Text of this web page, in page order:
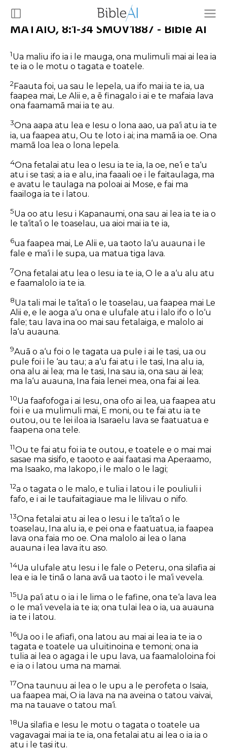
MATAIO, 8:1-34 SMOV1887 - Bible AI
1Ua maliu ifo ia i le mauga, ona mulimuli mai ai lea ia
te ia o le motu o tagata e toatele.
2 Faauta foi, ua sau le lepela, ua ifo mai ia te ia, ua
faapea mai, Le Alii e, a ē finagalo i ai e te mafaia lava
ona faamamā mai ia te au.
3Ona aapa atu lea e Iesu o lona aao, ua pa‘i atu ia te
ia, ua faapea atu, Ou te loto i ai; ina mamā ia oe. Ona
mamā loa lea o lona lepela.
4Ona fetalai atu lea o Iesu ia te ia, Ia oe, ne‘i e ta‘u
atu i se tasi; a ia e alu, ina faaali oe i le faitaulaga, ma
e avatu le taulaga na poloai ai Mose, e fai ma
faailoga ia te i latou.
5Ua oo atu Iesu i Kapanaumi, ona sau ai lea ia te ia o
le ta‘ita‘i o le toaselau, ua aioi mai ia te ia,
6ua faapea mai, Le Alii e, ua taoto la‘u auauna i le
fale e ma‘i i le supa, ua matua tiga lava.
7Ona fetalai atu lea o Iesu ia te ia, O le a a‘u alu atu
e faamalolo ia te ia.
8Ua tali mai le ta‘ita‘i o le toaselau, ua faapea mai Le
Alii e, e le aoga a‘u ona e ulufale atu i lalo ifo o lo‘u
fale; tau lava ina oo mai sau fetalaiga, e malolo ai
la‘u auauna.
9Auā o a‘u foi o le tagata ua pule i ai le tasi, ua ou
pule foi i le ‘au tau; a a‘u fai atu i le tasi, Ina alu ia,
ona alu ai lea; ma le tasi, Ina sau ia, ona sau ai lea;
ma la‘u auauna, Ina faia lenei mea, ona fai ai lea.
10Ua faafofoga i ai Iesu, ona ofo ai lea, ua faapea atu
foi i e ua mulimuli mai, E moni, ou te fai atu ia te
outou, ou te lei iloa ia Isaraelu lava se faatuatua e
faapena ona tele.
11Ou te fai atu foi ia te outou, e toatele e o mai mai
sasae ma sisifo, e taooto e aai faatasi ma Aperaamo,
ma Isaako, ma Iakopo, i le malo o le lagi;
12a o tagata o le malo, e tulia i latou i le pouliuli i
fafo, e i ai le taufaitagiaue ma le lilivau o nifo.
13Ona fetalai atu ai lea o Iesu i le ta‘ita‘i o le
toaselau, Ina alu ia, e pei ona e faatuatua, ia faapea
lava ona faia mo oe. Ona malolo ai lea o lana
auauna i lea lava itu aso.
14Ua ulufale atu Iesu i le fale o Peteru, ona silafia ai
lea e ia le tinā o lana avā ua taoto i le ma‘i vevela.
15Ua pa‘i atu o ia i le lima o le fafine, ona te‘a lava lea
o le ma‘i vevela ia te ia; ona tulai lea o ia, ua auauna
ia te i latou.
16Ua oo i le afiafi, ona latou au mai ai lea ia te ia o
tagata e toatele ua uluitinoina e temoni; ona ia
tulia ai lea o agaga i le upu lava, ua faamaloloina foi
e ia o i latou uma na mamai.
17Ona taunuu ai lea o le upu a le perofeta o Isaia,
ua faapea mai, O ia lava na na aveina o tatou vaivai,
ma na tauave o tatou ma‘i.
18Ua silafia e Iesu le motu o tagata o toatele ua
vagavagai mai ia te ia, ona fetalai atu ai lea o ia ia o
atu i le tasi itu.